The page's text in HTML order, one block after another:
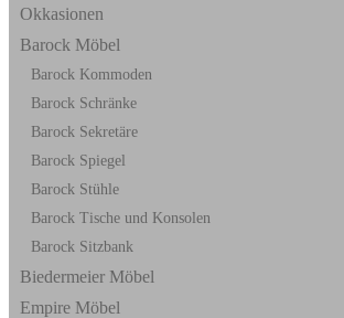
Okkasionen
Barock Möbel
Barock Kommoden
Barock Schränke
Barock Sekretäre
Barock Spiegel
Barock Stühle
Barock Tische und Konsolen
Barock Sitzbank
Biedermeier Möbel
Empire Möbel